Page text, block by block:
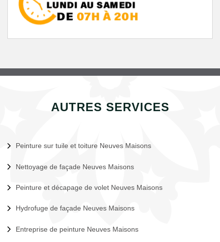
AUTRES SERVICES
Peinture sur tuile et toiture Neuves Maisons
Nettoyage de façade Neuves Maisons
Peinture et décapage de volet Neuves Maisons
Hydrofuge de façade Neuves Maisons
Entreprise de peinture Neuves Maisons